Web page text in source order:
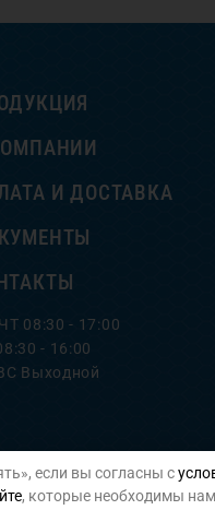
И ДОСТАВКА
08:30 - 17:00
- 16:00
Выходной
Политика
если вы согласны с
, которые необходимы